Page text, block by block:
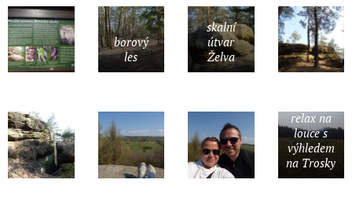
borový
les
skalní
útvar
Želva
relax na
louce s
výhledem
na Trosky